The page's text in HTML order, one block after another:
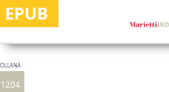
EPUB
1204